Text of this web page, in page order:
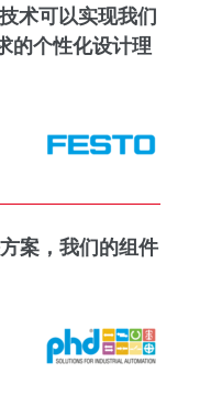
术可以实现我们
的个性化设计理
案，我们的组件